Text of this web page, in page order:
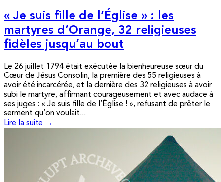
« Je suis fille de l’Église » : les
martyres d’Orange, 32 religieuses
fidèles jusqu’au bout
Le 26 juillet 1794 était exécutée la bienheureuse sœur du
Cœur de Jésus Consolin, la première des 55 religieuses à
avoir été incarcérée, et la dernière des 32 religieuses à avoir
subi le martyre, affirmant courageusement et avec audace à
ses juges : « Je suis fille de l’Église ! », refusant de prêter le
serment qu’on voulait...
Lire la suite →